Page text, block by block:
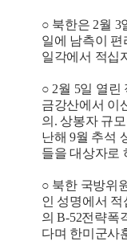
○ 북한은 2월 3
일에 남측이
일각에서 적십
○ 2월 5일 열린
금강산에서 이
의. 상봉자 규
난해 9월 추석
들을 대상자로
○ 북한 국방위
인 성명에서 적
의 B-52전략폭
다며 한미군사